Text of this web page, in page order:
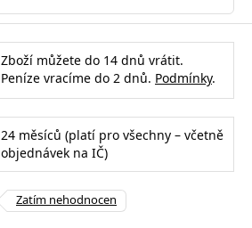
Zboží můžete do 14 dnů vrátit.
Peníze vracíme do 2 dnů. Podmínky.
24 měsíců (platí pro všechny – včetně
objednávek na IČ)
Zatím nehodnocen